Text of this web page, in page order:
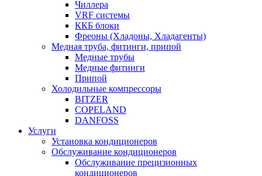
Чиллера
VRF системы
ККБ блоки
Фреоны (Хладоны, Хладагенты)
Медная труба, фитинги, припой
Медные трубы
Медные фитинги
Припой
Холодильные компрессоры
BITZER
COPELAND
DANFOSS
Услуги
Установка кондиционеров
Обслуживание кондиционеров
Обслуживание прецизионных
кондиционеров